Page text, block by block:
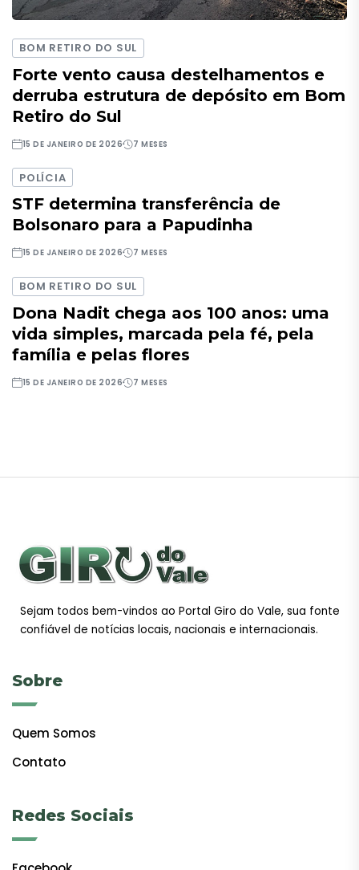
BOM RETIRO DO SUL
Forte vento causa destelhamentos e
derruba estrutura de depósito em Bom
Retiro do Sul
15 DE JANEIRO DE 2026 7 MESES
POLÍCIA
STF determina transferência de
Bolsonaro para a Papudinha
15 DE JANEIRO DE 2026 7 MESES
BOM RETIRO DO SUL
Dona Nadit chega aos 100 anos: uma
vida simples, marcada pela fé, pela
família e pelas flores
15 DE JANEIRO DE 2026 7 MESES
Sejam todos bem-vindos ao Portal Giro do Vale, sua fonte
confiável de notícias locais, nacionais e internacionais.
Sobre
Quem Somos
Contato
Redes Sociais